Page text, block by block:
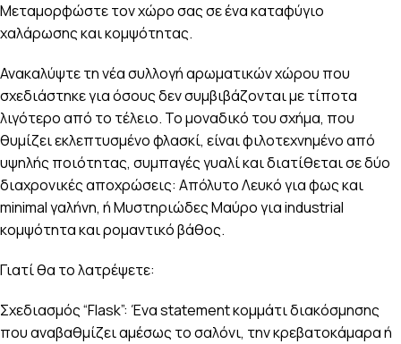
Μεταμορφώστε τον χώρο σας σε ένα καταφύγιο
χαλάρωσης και κομψότητας.
Ανακαλύψτε τη νέα συλλογή αρωματικών χώρου που
σχεδιάστηκε για όσους δεν συμβιβάζονται με τίποτα
λιγότερο από το τέλειο. Το μοναδικό του σχήμα, που
θυμίζει εκλεπτυσμένο φλασκί, είναι φιλοτεχνημένο από
υψηλής ποιότητας, συμπαγές γυαλί και διατίθεται σε δύο
διαχρονικές αποχρώσεις: Απόλυτο Λευκό για φως και
minimal γαλήνη, ή Μυστηριώδες Μαύρο για industrial
κομψότητα και ρομαντικό βάθος.
Γιατί θα το λατρέψετε:
Σχεδιασμός “Flask”: Ένα statement κομμάτι διακόσμησης
που αναβαθμίζει αμέσως το σαλόνι, την κρεβατοκάμαρα ή